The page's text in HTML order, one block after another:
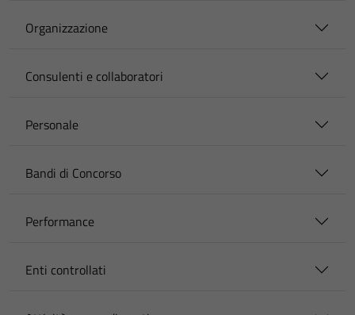
Organizzazione
Consulenti e collaboratori
Personale
Bandi di Concorso
Performance
Enti controllati